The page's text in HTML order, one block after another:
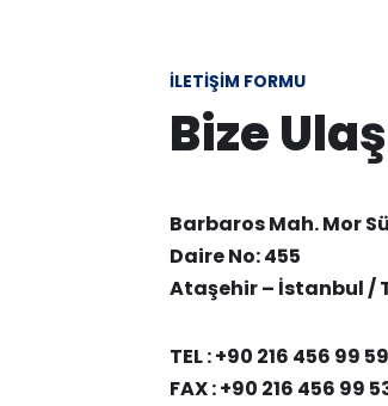
İLETİŞİM FORMU
Bize
Barbaros Mah. Mor
Daire No: 455
Ataşehir – İstanbul /
TEL : +90 216 456 99 59
FAX : +90 216 456 99